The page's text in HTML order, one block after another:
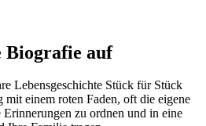
Biografie auf
Lebensgeschichte Stück für Stück
mit einem roten Faden, oft die eigene
zu ordnen und in eine